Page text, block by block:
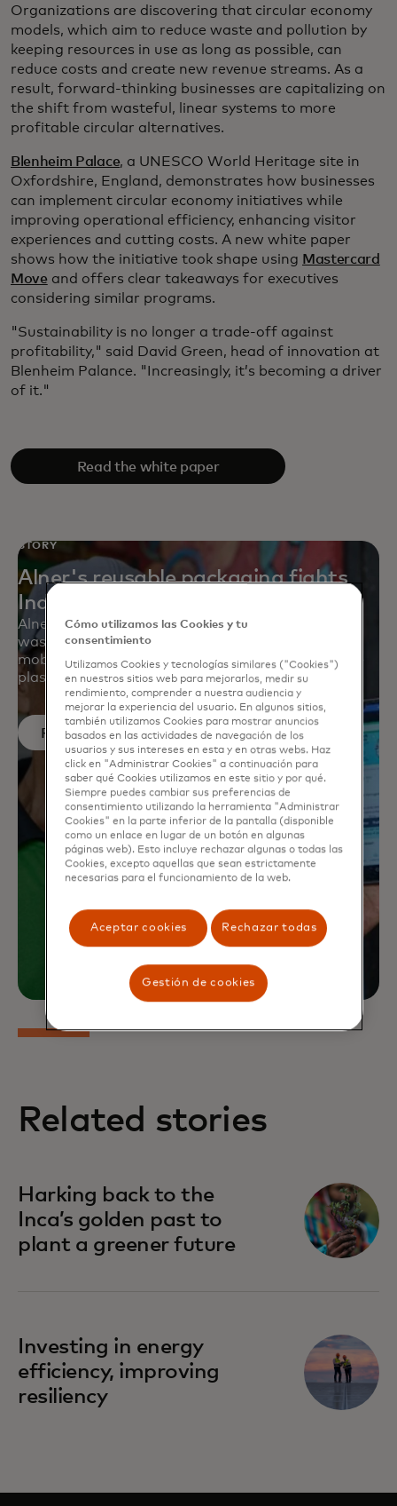
Organizations are discovering that circular economy
models, which aim to reduce waste and pollution by
keeping resources in use as long as possible, can
reduce costs and create new revenue streams. As a
result, forward-thinking businesses are capitalizing on
the shift from wasteful, linear systems to more
profitable circular alternatives.
Blenheim Palace, a UNESCO World Heritage site in
Oxfordshire, England, demonstrates how businesses
can implement circular economy initiatives while
improving operational efficiency, enhancing visitor
experiences and cutting costs. A new white paper
shows how the initiative took shape using Mastercard
Move and offers clear takeaways for executives
considering similar programs.
"Sustainability is no longer a trade-off against
profitability," said David Green, head of innovation at
Blenheim Palance. "Increasingly, it’s becoming a driver
of it."
Read the white paper
STORY
Alner's reusable packaging fights
Indonesia’s plastic waste
Alner is helping small businesses created a zero-
waste supply chain with reusable containers, a
mobile app and a deposit-reward system to battle
plastic waste at retail.
Read more
Related stories
Harking back to the
Inca’s golden past to
plant a greener future
Investing in energy
efficiency, improving
resiliency
Cómo utilizamos las Cookies y tu
consentimiento
Utilizamos Cookies y tecnologías similares ("Cookies")
en nuestros sitios web para mejorarlos, medir su
rendimiento, comprender a nuestra audiencia y
mejorar la experiencia del usuario. En algunos sitios,
también utilizamos Cookies para mostrar anuncios
basados ​​en las actividades de navegación de los
usuarios y sus intereses en esta y en otras webs. Haz
click en "Administrar Cookies" a continuación para
saber qué Cookies utilizamos en este sitio y por qué.
Siempre puedes cambiar sus preferencias de
consentimiento utilizando la herramienta "Administrar
Cookies" en la parte inferior de la pantalla (disponible
como un enlace en lugar de un botón en algunas
páginas web). Esto incluye rechazar algunas o todas las
Cookies, excepto aquellas que sean estrictamente
necesarias para el funcionamiento de la web.
Aceptar cookies Rechazar todas
Gestión de cookies